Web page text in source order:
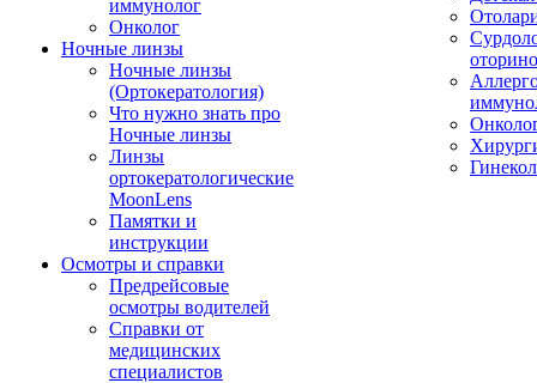
иммунолог
Онколог
Ночные линзы
Ночные линзы
(Ортокератология)
Что нужно знать про
Ночные линзы
Линзы
ортокератологические
MoonLens
Памятки и
инструкции
Осмотры и справки
Предрейсовые
осмотры водителей
Справки от
медицинских
специалистов